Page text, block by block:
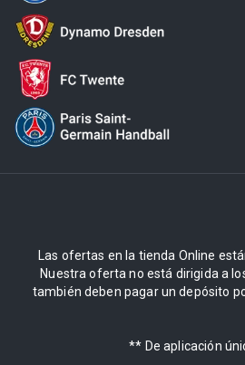
Las ofertas en la tienda Online
Nuestra oferta no está dirigida a
también deben pagar un depósito
** De aplicación